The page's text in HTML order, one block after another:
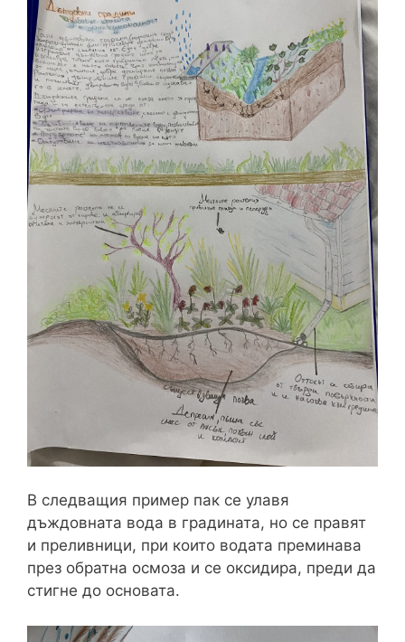
В следващия пример пак се улавя
дъждовната вода в градината, но се правят
и преливници, при които водата преминава
през обратна осмоза и се оксидира, преди да
стигне до основата.